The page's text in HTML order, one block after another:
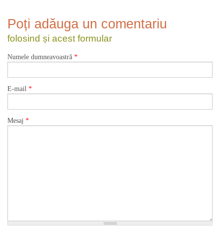
Poți adăuga un comentariu
folosind și acest formular
Numele dumneavoastră *
E-mail *
Mesaj *